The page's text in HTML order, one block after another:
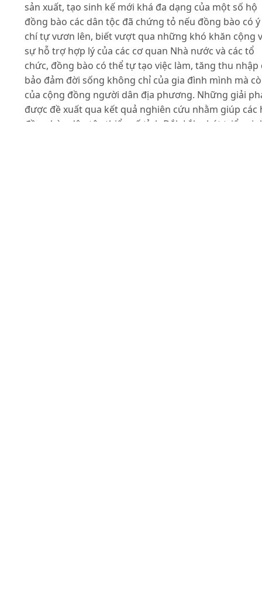
sản xuất, tạo sinh kế mới khá đa dạng của một số hộ
đồng bào các dân tộc đã chứng tỏ nếu đồng bào có ý
chí tự vươn lên, biết vượt qua những khó khăn cộng
sự hỗ trợ hợp lý của các cơ quan Nhà nước và các tổ
chức, đồng bào có thể tự tạo việc làm, tăng thu nhập
bảo đảm đời sống không chỉ của gia đình mình mà
của cộng đồng người dân địa phương. Những giải
được đề xuất qua kết quả nghiên cứu nhằm giúp các
đồng bào dân tộc thiểu số tỉnh Đắk Lắk phát triển